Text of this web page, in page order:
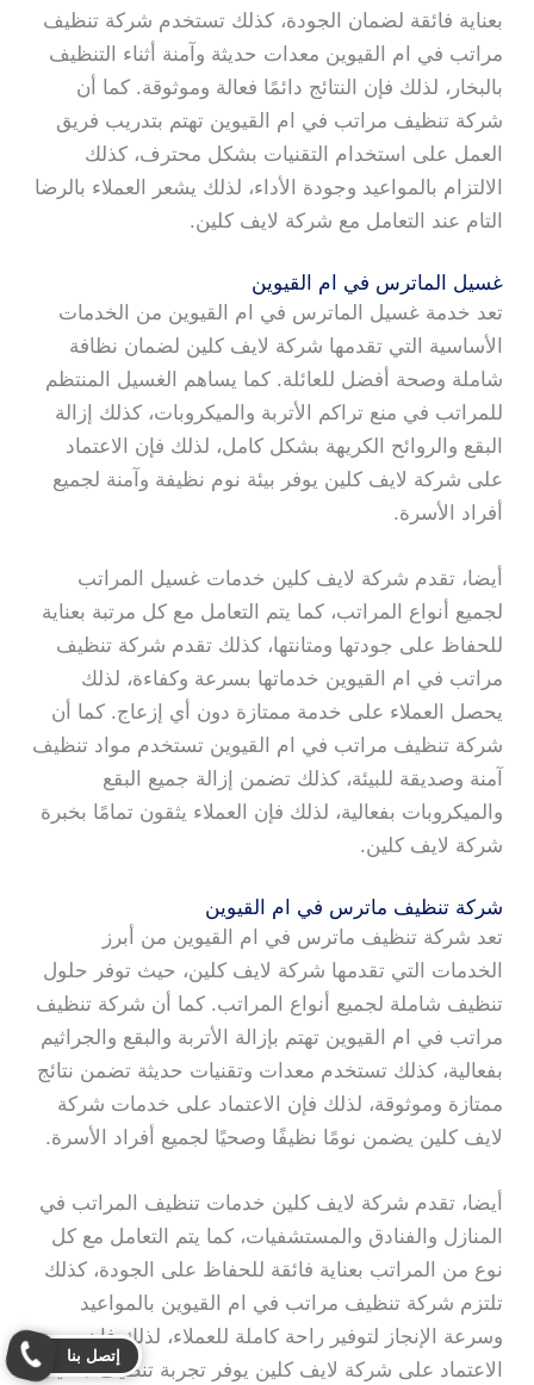
بعناية فائقة لضمان الجودة، كذلك تستخدم شركة تنظيف
مراتب في ام القيوين معدات حديثة وآمنة أثناء التنظيف
بالبخار، لذلك فإن النتائج دائمًا فعالة وموثوقة. كما أن
شركة تنظيف مراتب في ام القيوين تهتم بتدريب فريق
العمل على استخدام التقنيات بشكل محترف، كذلك
الالتزام بالمواعيد وجودة الأداء، لذلك يشعر العملاء بالرضا
التام عند التعامل مع شركة لايف كلين.
غسيل الماترس في ام القيوين
تعد خدمة غسيل الماترس في ام القيوين من الخدمات
الأساسية التي تقدمها شركة لايف كلين لضمان نظافة
شاملة وصحة أفضل للعائلة. كما يساهم الغسيل المنتظم
للمراتب في منع تراكم الأتربة والميكروبات، كذلك إزالة
البقع والروائح الكريهة بشكل كامل، لذلك فإن الاعتماد
على شركة لايف كلين يوفر بيئة نوم نظيفة وآمنة لجميع
أفراد الأسرة.
أيضا، تقدم شركة لايف كلين خدمات غسيل المراتب
لجميع أنواع المراتب، كما يتم التعامل مع كل مرتبة بعناية
للحفاظ على جودتها ومتانتها، كذلك تقدم شركة تنظيف
مراتب في ام القيوين خدماتها بسرعة وكفاءة، لذلك
يحصل العملاء على خدمة ممتازة دون أي إزعاج. كما أن
شركة تنظيف مراتب في ام القيوين تستخدم مواد تنظيف
آمنة وصديقة للبيئة، كذلك تضمن إزالة جميع البقع
والميكروبات بفعالية، لذلك فإن العملاء يثقون تمامًا بخبرة
شركة لايف كلين.
شركة تنظيف ماترس في ام القيوين
تعد شركة تنظيف ماترس في ام القيوين من أبرز
الخدمات التي تقدمها شركة لايف كلين، حيث توفر حلول
تنظيف شاملة لجميع أنواع المراتب. كما أن شركة تنظيف
مراتب في ام القيوين تهتم بإزالة الأتربة والبقع والجراثيم
بفعالية، كذلك تستخدم معدات وتقنيات حديثة تضمن نتائج
ممتازة وموثوقة، لذلك فإن الاعتماد على خدمات شركة
لايف كلين يضمن نومًا نظيفًا وصحيًا لجميع أفراد الأسرة.
أيضا، تقدم شركة لايف كلين خدمات تنظيف المراتب في
المنازل والفنادق والمستشفيات، كما يتم التعامل مع كل
نوع من المراتب بعناية فائقة للحفاظ على الجودة، كذلك
تلتزم شركة تنظيف مراتب في ام القيوين بالمواعيد
وسرعة الإنجاز لتوفير راحة كاملة للعملاء، لذلك فإن
الاعتماد على شركة لايف كلين يوفر تجربة تنظيف مثالية
إتصل بنا